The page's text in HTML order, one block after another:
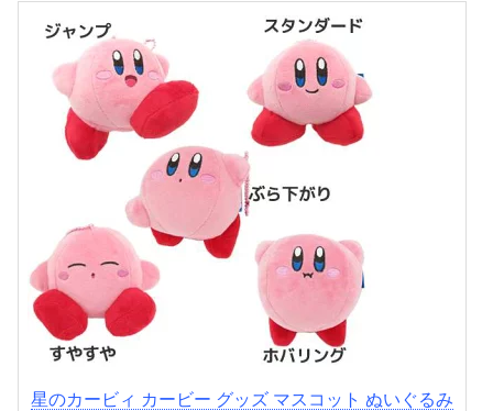
星のカービィ カービー グッズ マスコット ぬいぐるみ